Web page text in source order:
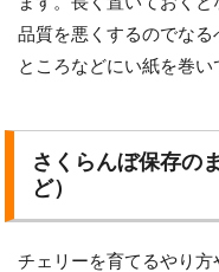
品質を悪くするのでな
ところなどにい紙を巻い
さくらんぼ保存の
ど）
チェリーを育てるやり